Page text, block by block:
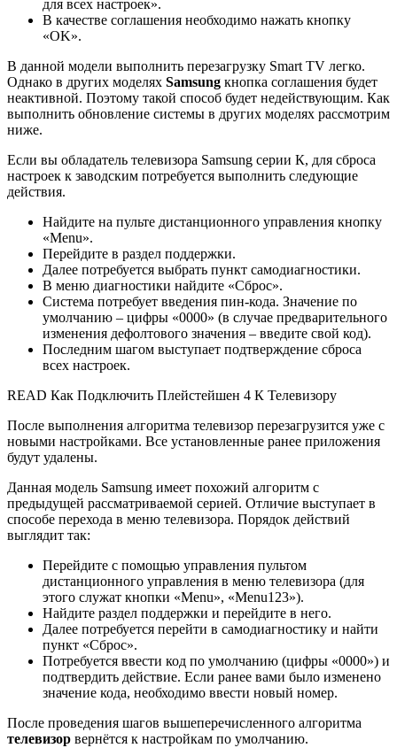
для всех настроек».
В качестве соглашения необходимо нажать кнопку
«OK».
В данной модели выполнить перезагрузку Smart TV легко.
Однако в других моделях Samsung кнопка соглашения будет
неактивной. Поэтому такой способ будет недействующим. Как
выполнить обновление системы в других моделях рассмотрим
ниже.
Если вы обладатель телевизора Samsung серии К, для сброса
настроек к заводским потребуется выполнить следующие
действия.
Найдите на пульте дистанционного управления кнопку
«Menu».
Перейдите в раздел поддержки.
Далее потребуется выбрать пункт самодиагностики.
В меню диагностики найдите «Сброс».
Система потребует введения пин-кода. Значение по
умолчанию – цифры «0000» (в случае предварительного
изменения дефолтового значения – введите свой код).
Последним шагом выступает подтверждение сброса
всех настроек.
READ Как Подключить Плейстейшен 4 К Телевизору
После выполнения алгоритма телевизор перезагрузится уже с
новыми настройками. Все установленные ранее приложения
будут удалены.
Данная модель Samsung имеет похожий алгоритм с
предыдущей рассматриваемой серией. Отличие выступает в
способе перехода в меню телевизора. Порядок действий
выглядит так:
Перейдите с помощью управления пультом
дистанционного управления в меню телевизора (для
этого служат кнопки «Menu», «Menu123»).
Найдите раздел поддержки и перейдите в него.
Далее потребуется перейти в самодиагностику и найти
пункт «Сброс».
Потребуется ввести код по умолчанию (цифры «0000») и
подтвердить действие. Если ранее вами было изменено
значение кода, необходимо ввести новый номер.
После проведения шагов вышеперечисленного алгоритма
телевизор вернётся к настройкам по умолчанию.